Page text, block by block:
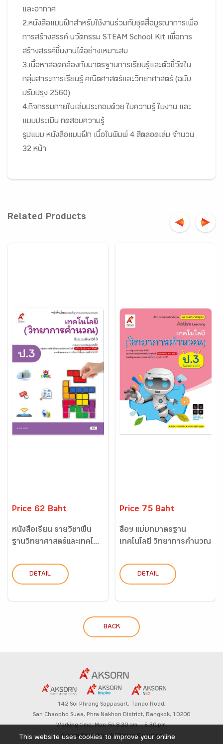
และอากาศ
2.หนังสือแบบฝึกสำหรับใช้งานร่วมกับชุดสื่อบูรณาการเพื่อ
การสร้างสรรค์ นวัตกรรม STEAM School Kit เพื่อการ
สร้างสรรค์ชิ้นงานได้อย่างเหมาะสม
3.เนื้อหาสอดคล้องกับมาตรฐานการเรียนรู้และตัวชี้วัดใน
กลุ่มสาระการเรียนรู้ คณิตศาสตร์และวิทยาศาสตร์ (ฉบับ
ปรับปรุง 2560)
4.กิจกรรมภายในเล่มประกอบด้วย ใบความรู้ ใบงาน และ
แบบประเมิน ทดสอบความรู้
รูปแบบ หนังสือแบบฝึก เนื้อในพิมพ์ 4 สีตลอดเล่ม จำนวน
32 หน้า
Related Products
Price 62 Baht
หนังสือเรียน รายวิชาพื้น
ฐานวิทยาศาสตร์และเทคโ...
DETAIL
Price 75 Baht
สื่อฯ แม่บทมาตรฐาน
เทคโนโลยี วิทยาการคำนวณ
DETAIL
BACK
142 Soi Phrang Sappasart, Tanao Road,
San Chaopho Suea, Phra Nakhon District, Bangkok, 10200
Working time: Mon-Fri 8.30 am. – 5.30 pm.
Aksorn Education All Rights Reserved
This website uses cookies to improve your online